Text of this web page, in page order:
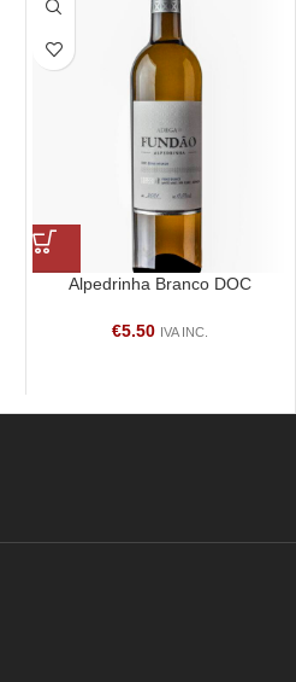
Alpedrinha Branco DOC
€5.50 IVA INC.